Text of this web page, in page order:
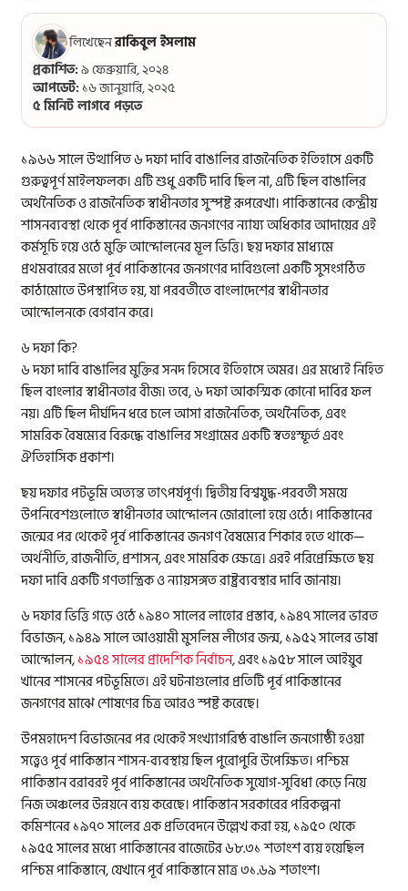
লিখেছেনরাকিবুল ইসলাম
প্রকাশিত:৯ ফেব্রুয়ারি, ২০২৪
আপডেট:১৬ জানুয়ারি, ২০২৫
৫ মিনিট লাগবে পড়তে
১৯৬৬ সালে উত্থাপিত ৬ দফা দাবি বাঙালির রাজনৈতিক ইতিহাসে একটি
গুরুত্বপূর্ণ মাইলফলক। এটি শুধু একটি দাবি ছিল না, এটি ছিল বাঙালির
অর্থনৈতিক ও রাজনৈতিক স্বাধীনতার সুস্পষ্ট রূপরেখা। পাকিস্তানের কেন্দ্রীয়
শাসনব্যবস্থা থেকে পূর্ব পাকিস্তানের জনগণের ন্যায্য অধিকার আদায়ের এই
কর্মসূচি হয়ে ওঠে মুক্তি আন্দোলনের মূল ভিত্তি। ছয় দফার মাধ্যমে
প্রথমবারের মতো পূর্ব পাকিস্তানের জনগণের দাবিগুলো একটি সুসংগঠিত
কাঠামোতে উপস্থাপিত হয়, যা পরবর্তীতে বাংলাদেশের স্বাধীনতার
আন্দোলনকে বেগবান করে।
৬ দফা কি?
৬ দফা দাবি বাঙালির মুক্তির সনদ হিসেবে ইতিহাসে অমর। এর মধ্যেই নিহিত
ছিল বাংলার স্বাধীনতার বীজ। তবে, ৬ দফা আকস্মিক কোনো দাবির ফল
নয়। এটি ছিল দীর্ঘদিন ধরে চলে আসা রাজনৈতিক, অর্থনৈতিক, এবং
সামরিক বৈষম্যের বিরুদ্ধে বাঙালির সংগ্রামের একটি স্বতঃস্ফূর্ত এবং
ঐতিহাসিক প্রকাশ।
ছয় দফার পটভূমি অত্যন্ত তাৎপর্যপূর্ণ। দ্বিতীয় বিশ্বযুদ্ধ-পরবর্তী সময়ে
উপনিবেশগুলোতে স্বাধীনতার আন্দোলন জোরালো হয়ে ওঠে। পাকিস্তানের
জন্মের পর থেকেই পূর্ব পাকিস্তানের জনগণ বৈষম্যের শিকার হতে থাকে—
অর্থনীতি, রাজনীতি, প্রশাসন, এবং সামরিক ক্ষেত্রে। এরই পরিপ্রেক্ষিতে ছয়
দফা দাবি একটি গণতান্ত্রিক ও ন্যায়সঙ্গত রাষ্ট্রব্যবস্থার দাবি জানায়।
৬ দফার ভিত্তি গড়ে ওঠে ১৯৪০ সালের লাহোর প্রস্তাব, ১৯৪৭ সালের ভারত
বিভাজন, ১৯৪৯ সালে আওয়ামী মুসলিম লীগের জন্ম, ১৯৫২ সালের ভাষা
আন্দোলন,১৯৫৪ সালের প্রাদেশিক নির্বাচন, এবং ১৯৫৮ সালে আইয়ুব
খানের শাসনের পটভূমিতে। এই ঘটনাগুলোর প্রতিটি পূর্ব পাকিস্তানের
জনগণের মাঝে শোষণের চিত্র আরও স্পষ্ট করেছে।
উপমহাদেশ বিভাজনের পর থেকেই সংখ্যাগরিষ্ঠ বাঙালি জনগোষ্ঠী হওয়া
সত্ত্বেও পূর্ব পাকিস্তান শাসন-ব্যবস্থায় ছিল পুরোপুরি উপেক্ষিত। পশ্চিম
পাকিস্তান বরাবরই পূর্ব পাকিস্তানের অর্থনৈতিক সুযোগ-সুবিধা কেড়ে নিয়ে
নিজ অঞ্চলের উন্নয়নে ব্যয় করেছে। পাকিস্তান সরকারের পরিকল্পনা
কমিশনের ১৯৭০ সালের এক প্রতিবেদনে উল্লেখ করা হয়, ১৯৫০ থেকে
১৯৫৫ সালের মধ্যে পাকিস্তানের বাজেটের ৬৮.৩১ শতাংশ ব্যয় হয়েছিল
পশ্চিম পাকিস্তানে, যেখানে পূর্ব পাকিস্তানে মাত্র ৩১.৬৯ শতাংশ।